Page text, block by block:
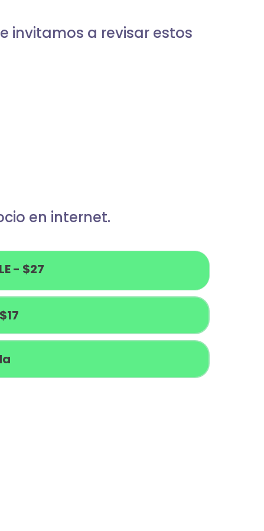
invitamos a revisar estos
en internet.
- $27